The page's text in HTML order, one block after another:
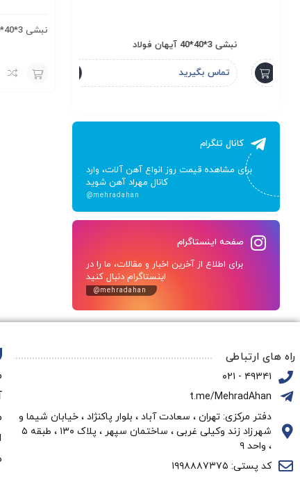
نبشی 3*40*40 ظهوریان (بارثاوا)
تماس بگیرید تماس بگیرید
کانال تلگرام
برای مشاهده قیمت روز انواع آهن آلات، وارد
کانال مهراد آهن شوید
@mehradahan
صفحه اینستاگرام
برای اطلاع از آخرین اخبار و مقالات، ما را در
اینستاگرام دنبال کنید
@mehradahan
راه های ارتباطی
۴۹۳۴۱ - ۰۲۱
t.me/MehradAhan
دفتر مرکزی: تهران ، سعادت آباد ، بلوار پاکنژاد ، خیابان شیما و
شهرزاد زند وکیلی غربی ، ساختمان سپهر ، پلاک ۱۳۰ ، طبقه ۵
، واحد ۹
کد پستی: ۱۹۹۸۸۸۷۳۷۵